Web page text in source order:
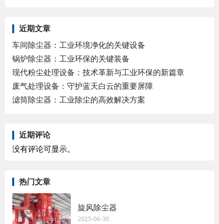
近期文章
车间除尘器：工业环境净化的关键设备
锅炉除尘器：工业环保的关键装备
现代粉尘处理设备：技术革新与工业环保的新篇章
废气处理设备：守护蓝天白云的重要屏障
滤筒除尘器：工业除尘的高效解决方案
近期评论
没有评论可显示。
热门文章
旋风除尘器
2025-06-30